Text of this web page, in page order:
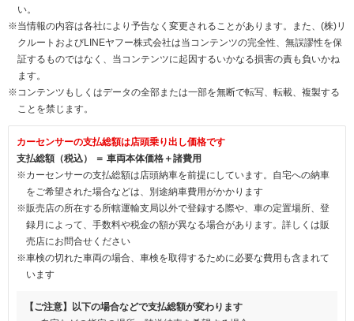
い。
※当情報の内容は各社により予告なく変更されることがあります。また、(株)リ
クルートおよびLINEヤフー株式会社は当コンテンツの完全性、無誤謬性を保
証するものではなく、当コンテンツに起因するいかなる損害の責も負いかね
ます。
※コンテンツもしくはデータの全部または一部を無断で転写、転載、複製する
ことを禁じます。
カーセンサーの支払総額は店頭乗り出し価格です
支払総額（税込） ＝ 車両本体価格＋諸費用
※カーセンサーの支払総額は店頭納車を前提にしています。自宅への納車
をご希望された場合などは、別途納車費用がかかります
※販売店の所在する所轄運輸支局以外で登録する際や、車の定置場所、登
録月によって、手数料や税金の額が異なる場合があります。詳しくは販
売店にお問合せください
※車検の切れた車両の場合、車検を取得するために必要な費用も含まれて
います
【ご注意】以下の場合などで支払総額が変わります